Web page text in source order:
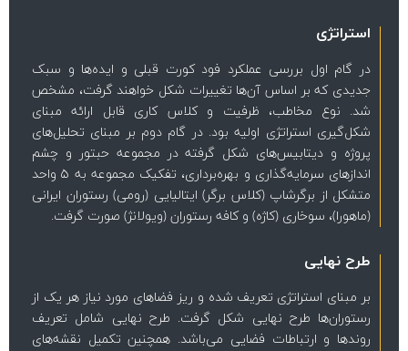
استراتژی
در گام اول بررسی عملکرد فود کورت قبلی و ایده‌ها و سبک
جدیدی که بر اساس آن‌ها تغییرات شکل خواهند گرفت، مشخص
شد. نوع مخاطب، ظرفیت و کلاس کاری قابل ارائه مبنای
شکل‌گیری استراتژی اولیه بود. در گام دوم بر مبنای تحلیل‌های
پروژه و دیتابیس‌های شکل گرفته در مجموعه حبتور و چشم
اندازهای سرمایه‌گذاری و بهره‌برداری، تفکیک مجموعه به ۵ واحد
متشکل از برگرشاپ (کلاس برگر) ایتالیایی (رومی) رستوران ایرانی
(ماهورا)، سوخاری (کاژه) و کافه رستوران (ویولانژ) صورت گرفت.
طرح نهایی
بر مبنای استراتژی تعریف شده و ریز فضاهای مورد نیاز هر یک از
رستوران‌ها طرح نهایی شکل گرفت. طرح نهایی شامل تعریف
روندها و ارتباطات فضایی می‌باشد. همچنین تکمیل نقشه‌های